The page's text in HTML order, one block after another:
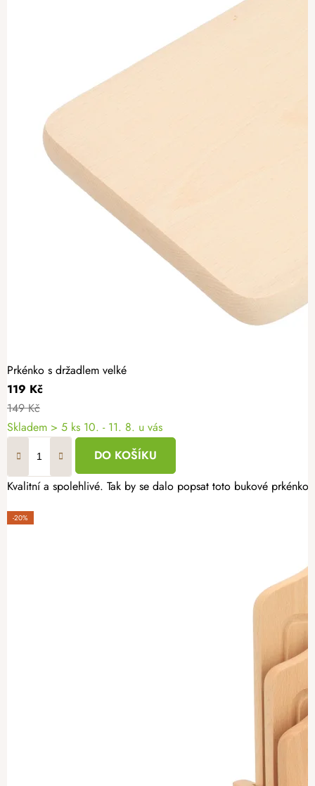
Prkénko s držadlem velké
119 Kč
149 Kč
Skladem > 5 ks 10. - 11. 8. u vás
DO KOŠÍKU
Kvalitní a spolehlivé. Tak by se dalo popsat toto bukové
-20%